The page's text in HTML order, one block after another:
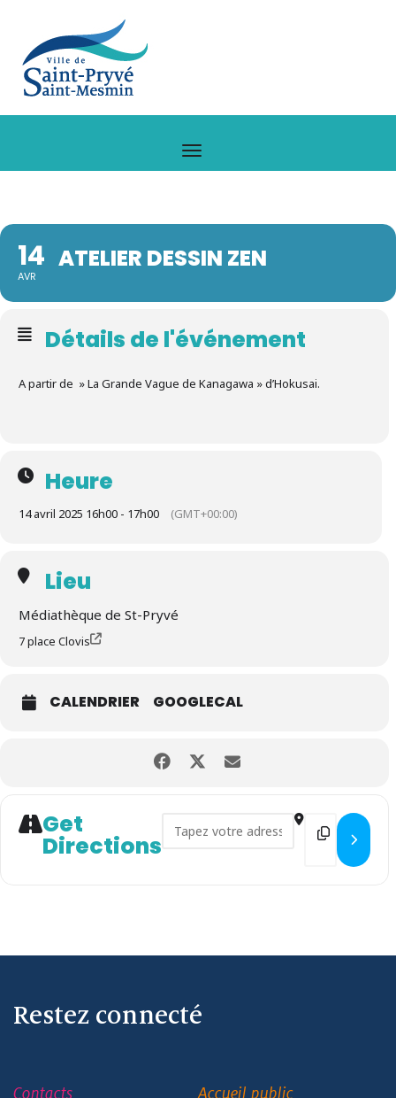
14
AVR
ATELIER DESSIN ZEN
Détails de l'événement
A partir de » La Grande Vague de Kanagawa » d’Hokusai.
Heure
14 avril 2025 16h00 - 17h00 (GMT+00:00)
Lieu
Médiathèque de St-Pryvé
7 place Clovis
CALENDRIER GOOGLECAL
Get
Directions
Address - Atelier dessin zen []
Restez connecté
Contacts Accueil public